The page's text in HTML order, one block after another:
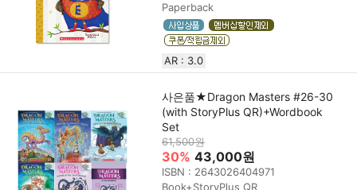
Paperback
AR : 3.0
사은품★Dragon Masters #26-30
(with StoryPlus QR)+Wordbook
Set
61,500원
30% 43,000원
ISBN : 2643026404971
Book+StoryPlus QR